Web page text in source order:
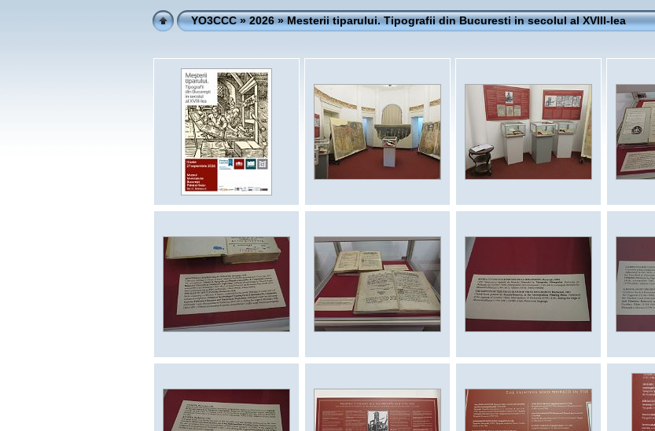
YO3CCC»2026» Mesterii tiparului. Tipografii din Bucuresti in secolul al XVIII-lea